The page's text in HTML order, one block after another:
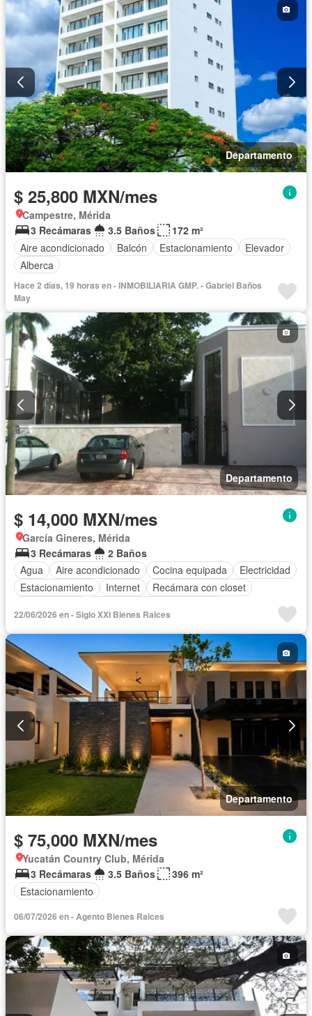
Departamento
$ 25,800 MXN/mes
Campestre, Mérida
3 Recámaras
3.5 Baños
172 m²
Aire acondicionado
Balcón Estacionamiento
Elevador
Alberca
Hace 2 días, 19 horas en - INMOBILIARIA GMP. - Gabriel Baños
May
Departamento
$ 14,000 MXN/mes
García Gineres, Mérida
3 Recámaras
2 Baños
Agua
Aire acondicionado Cocina equipada
Electricidad
Estacionamiento
Internet
Recámara con closet
22/06/2026 en - Siglo XXI Bienes Raices
Departamento
$ 75,000 MXN/mes
Yucatán Country Club, Mérida
3 Recámaras
3.5 Baños
396 m²
Estacionamiento
06/07/2026 en - Agento Bienes Raices